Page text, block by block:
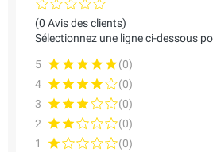
(0 Avis des clients)
Sélectionnez une ligne ci-dessous
5
(0)
4
(0)
3
(0)
2
(0)
1
(0)